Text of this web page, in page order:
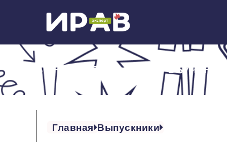
ОБ ИНСТИТУТЕ ОБУЧЕНИЕ
Главная Выпускники